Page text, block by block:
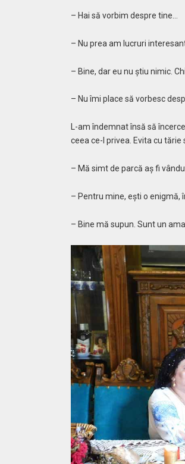
– Hai să vorbim despre tine…
– Nu prea am lucruri
– Bine, dar eu nu ştiu nimic.
– Nu îmi place să vorbesc
L-am îndemnat însă să
ceea ce-l privea. Evita cu tărie
– Mă simt de parcă aş fi
– Pentru mine, eşti o enigmă,
– Bine mă supun. Sunt un